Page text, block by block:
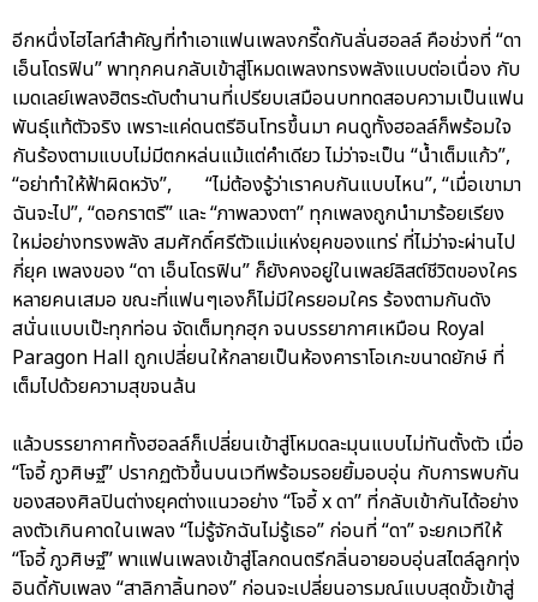
อีกหนึ่งไฮไลท์สำคัญที่ทำเอาแฟนเพลงกรี๊ดกันลั่นฮอลล์ คือช่วงที่ “ดา
เอ็นโดรฟิน” พาทุกคนกลับเข้าสู่โหมดเพลงทรงพลังแบบต่อเนื่อง กับ
เมดเลย์เพลงฮิตระดับตำนานที่เปรียบเสมือนบททดสอบความเป็นแฟน
พันธุ์แท้ตัวจริง เพราะแค่ดนตรีอินโทรขึ้นมา คนดูทั้งฮอลล์ก็พร้อมใจ
กันร้องตามแบบไม่มีตกหล่นแม้แต่คำเดียว ไม่ว่าจะเป็น “น้ำเต็มแก้ว”,
“อย่าทำให้ฟ้าผิดหวัง”, “ไม่ต้องรู้ว่าเราคบกันแบบไหน”, “เมื่อเขามา
ฉันจะไป”, “ดอกราตรี” และ “ภาพลวงตา” ทุกเพลงถูกนำมาร้อยเรียง
ใหม่อย่างทรงพลัง สมศักดิ์ศรีตัวแม่แห่งยุคของแทร่ ที่ไม่ว่าจะผ่านไป
กี่ยุค เพลงของ “ดา เอ็นโดรฟิน” ก็ยังคงอยู่ในเพลย์ลิสต์ชีวิตของใคร
หลายคนเสมอ ขณะที่แฟนๆเองก็ไม่มีใครยอมใคร ร้องตามกันดัง
สนั่นแบบเป๊ะทุกท่อน จัดเต็มทุกฮุก จนบรรยากาศเหมือน Royal
Paragon Hall ถูกเปลี่ยนให้กลายเป็นห้องคาราโอเกะขนาดยักษ์ ที่
เต็มไปด้วยความสุขจนล้น
แล้วบรรยากาศทั้งฮอลล์ก็เปลี่ยนเข้าสู่โหมดละมุนแบบไม่ทันตั้งตัว เมื่อ
“โจอี้ ภูวศิษฐ์” ปรากฏตัวขึ้นบนเวทีพร้อมรอยยิ้มอบอุ่น กับการพบกัน
ของสองศิลปินต่างยุคต่างแนวอย่าง “โจอี้ x ดา” ที่กลับเข้ากันได้อย่าง
ลงตัวเกินคาดในเพลง “ไม่รู้จักฉันไม่รู้เธอ” ก่อนที่ “ดา” จะยกเวทีให้
“โจอี้ ภูวศิษฐ์” พาแฟนเพลงเข้าสู่โลกดนตรีกลิ่นอายอบอุ่นสไตล์ลูกทุ่ง
อินดี้กับเพลง “สาลิกาลิ้นทอง” ก่อนจะเปลี่ยนอารมณ์แบบสุดขั้วเข้าสู่